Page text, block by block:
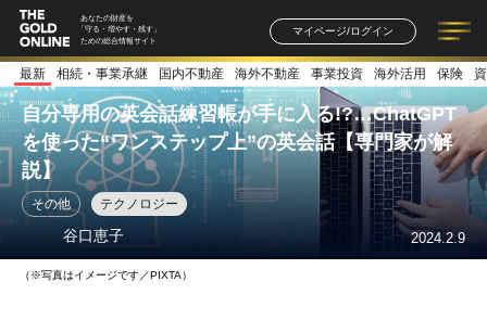
あなたの財産を
「守る・増やす・残す」
ための総合情報サイト
マイページ/ログイン
記事一覧 連載一覧
著者一覧 書籍一覧
最新 相続・事業承継 国内不動産 海外不動産 事業投資 海外活用 保険
自分専用の英会話練習帳が手に入る!?…ChatGPT
を使った“ワンステップ上”の英会話【専門家が解
説】
その他 テクノロジー
谷口恵子 2024.2.9
（※写真はイメージです／PIXTA）